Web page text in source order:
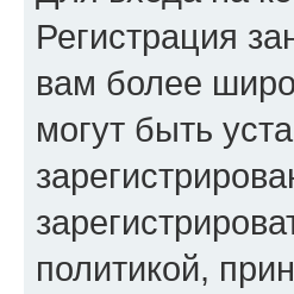
Регистрация
вам более
могут быть
политикой,